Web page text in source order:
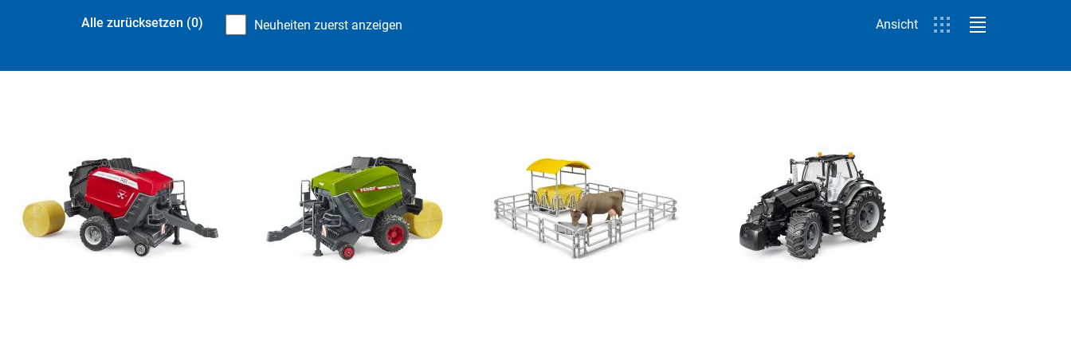
Neuheiten zuerst anzeigen
Alle zurücksetzen (0) Ansicht